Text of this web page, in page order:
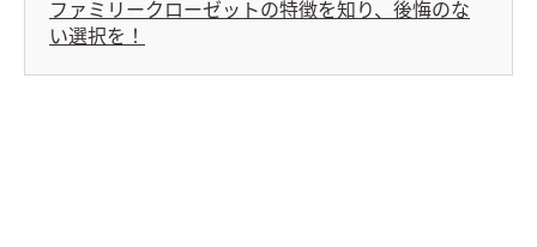
ファミリークローゼットの特徴を知り、後悔のな
い選択を！